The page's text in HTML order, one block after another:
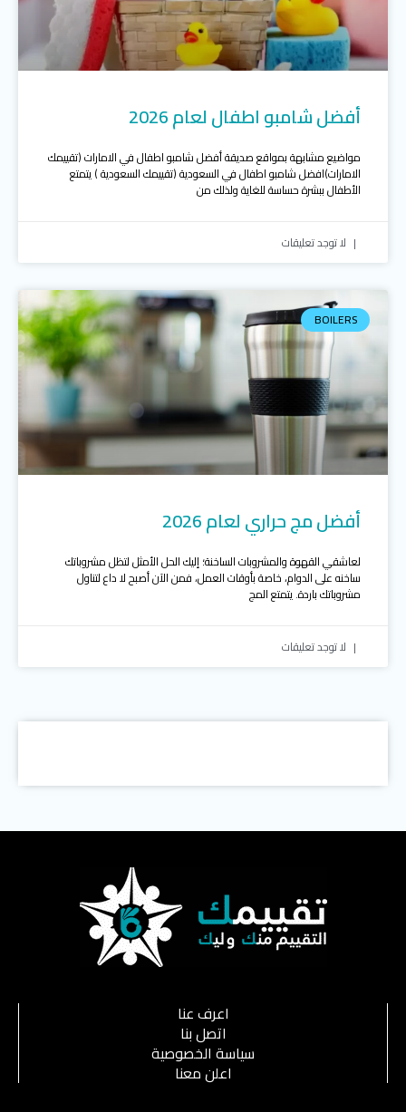
أفضل شامبو اطفال لعام 2026
مواضيع مشابهة بمواقع صديقة أفضل شامبو اطفال في الامارات (تقييمك
الامارات)افضل شامبو اطفال في السعودية (تقييمك السعودية ) يتمتع
الأطفال ببشرة حساسة للغاية ولذلك من
لا توجد تعليقات
BOILERS
أفضل مج حراري لعام 2026
لعاشقي القهوة والمشروبات الساخنة؛ إليك الحل الأمثل لتظل مشروباتك
ساخنه على الدوام، خاصة بأوقات العمل، فمن الآن أصبح لا داع لتناول
مشروباتك باردة. يتمتع المج
لا توجد تعليقات
اعرف عنا
اتصل بنا
سياسة الخصوصية
اعلن معنا